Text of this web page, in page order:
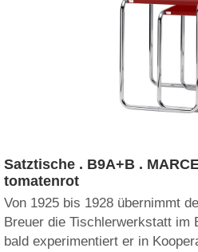
Satztische . B9A+B .
tomatenrot
Von 1925 bis 1928 übernimmt
Breuer die Tischlerwerkstatt im
bald experimentiert er in